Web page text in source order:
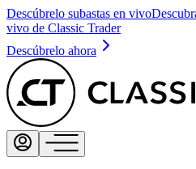
Descúbrelo subastas en vivo
vivo de Classic Trader
Descúbrelo ahora